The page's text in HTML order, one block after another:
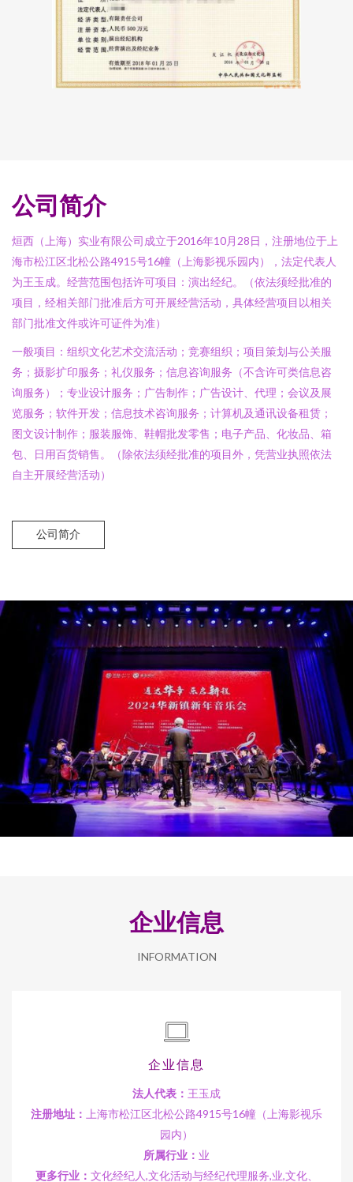
公司简介
烜西（上海）实业有限公司成立于2016年10月28日，注册地位于上
海市松江区北松公路4915号16幢（上海影视乐园内），法定代表人
为王玉成。经营范围包括许可项目：演出经纪。（依法须经批准的
项目，经相关部门批准后方可开展经营活动，具体经营项目以相关
部门批准文件或许可证件为准）
一般项目：组织文化艺术交流活动；竞赛组织；项目策划与公关服
务；摄影扩印服务；礼仪服务；信息咨询服务（不含许可类信息咨
询服务）；专业设计服务；广告制作；广告设计、代理；会议及展
览服务；软件开发；信息技术咨询服务；计算机及通讯设备租赁；
图文设计制作；服装服饰、鞋帽批发零售；电子产品、化妆品、箱
包、日用百货销售。（除依法须经批准的项目外，凭营业执照依法
自主开展经营活动）
公司简介
企业信息
INFORMATION
企业信息
法人代表： 王玉成
注册地址：
上海市松江区北松公路4915号16幢（上海影视乐
园内）
所属行业： 业
更多行业： 文化经纪人,文化活动与经纪代理服务,业,文化、